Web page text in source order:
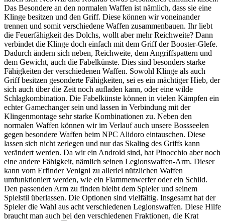
Das Besondere an den normalen Waffen ist nämlich, dass sie eine
Klinge besitzen und den Griff. Diese können wir voneinander
trennen und somit verschiedene Waffen zusammenbauen. Ihr liebt
die Feuerfähigkeit des Dolchs, wollt aber mehr Reichweite? Dann
verbindet die Klinge doch einfach mit dem Griff der Booster-Glefe.
Dadurch ändern sich neben, Reichweite, dem Angriffspattern und
dem Gewicht, auch die Fabelkünste. Dies sind besonders starke
Fähigkeiten der verschiedenen Waffen. Sowohl Klinge als auch
Griff besitzen gesonderte Fähigkeiten, sei es ein mächtiger Hieb, der
sich auch über die Zeit noch aufladen kann, oder eine wilde
Schlagkombination. Die Fabelkünste können in vielen Kämpfen ein
echter Gamechanger sein und lassen in Verbindung mit der
Klingenmontage sehr starke Kombinationen zu. Neben den
normalen Waffen können wir im Verlauf auch unsere Bossseelen
gegen besondere Waffen beim NPC Alidoro eintauschen. Diese
lassen sich nicht zerlegen und nur das Skaling des Griffs kann
verändert werden. Da wir ein Android sind, hat Pinocchio aber noch
eine andere Fähigkeit, nämlich seinen Legionswaffen-Arm. Dieser
kann vom Erfinder Venigni zu allerlei nützlichen Waffen
umfunktioniert werden, wie ein Flammenwerfer oder ein Schild.
Den passenden Arm zu finden bleibt dem Spieler und seinem
Spielstil überlassen. Die Optionen sind vielfältig. Insgesamt hat der
Spieler die Wahl aus acht verschiedenen Legionswaffen. Diese Hilfe
braucht man auch bei den verschiedenen Fraktionen, die Krat